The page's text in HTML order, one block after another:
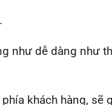
như dễ dàng như
khách hàng, sẽ